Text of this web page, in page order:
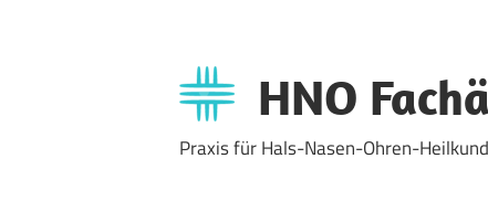
springen
HNO
Praxis für Hals-Nasen-Ohren-